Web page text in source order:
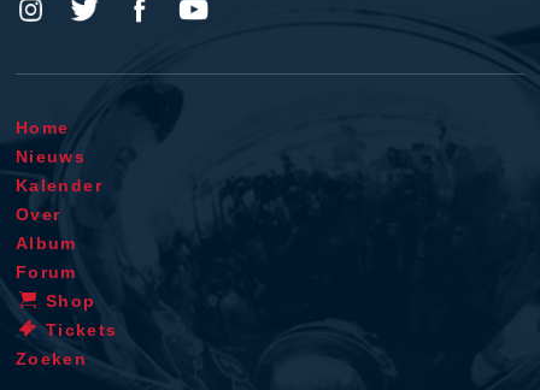
Home
Nieuws
Kalender
Over
Album
Forum
Shop
Tickets
Zoeken